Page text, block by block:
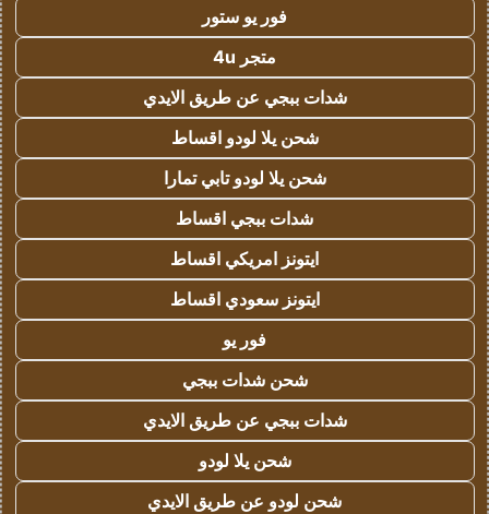
فور يو ستور
متجر 4u
شدات ببجي عن طريق الايدي
شحن يلا لودو اقساط
شحن يلا لودو تابي تمارا
شدات ببجي اقساط
ايتونز امريكي اقساط
ايتونز سعودي اقساط
فور يو
شحن شدات ببجي
شدات ببجي عن طريق الايدي
شحن يلا لودو
شحن لودو عن طريق الايدي